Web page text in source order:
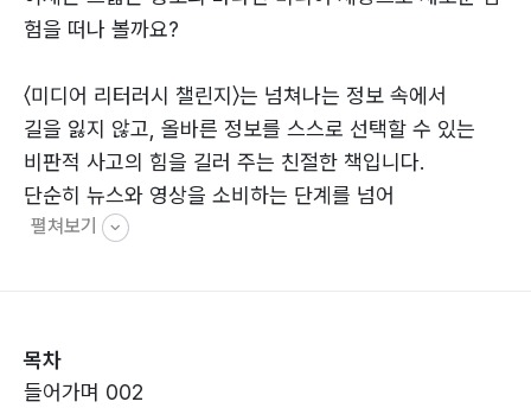
험을 떠나 볼까요?
〈미디어 리터러시 챌린지〉는 넘쳐나는 정보 속에서
길을 잃지 않고, 올바른 정보를 스스로 선택할 수 있는
비판적 사고의 힘을 길러 주는 친절한 책입니다.
단순히 뉴스와 영상을 소비하는 단계를 넘어
그 안에 숨겨진 의도를 파악하고,
꼭 필요한
디지털 시민성과 타인을 존중하는 소통의 에티켓을
펼쳐보기
목차
들어가며 002